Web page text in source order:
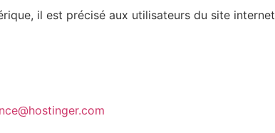
il est précisé aux utilisateurs du site internet